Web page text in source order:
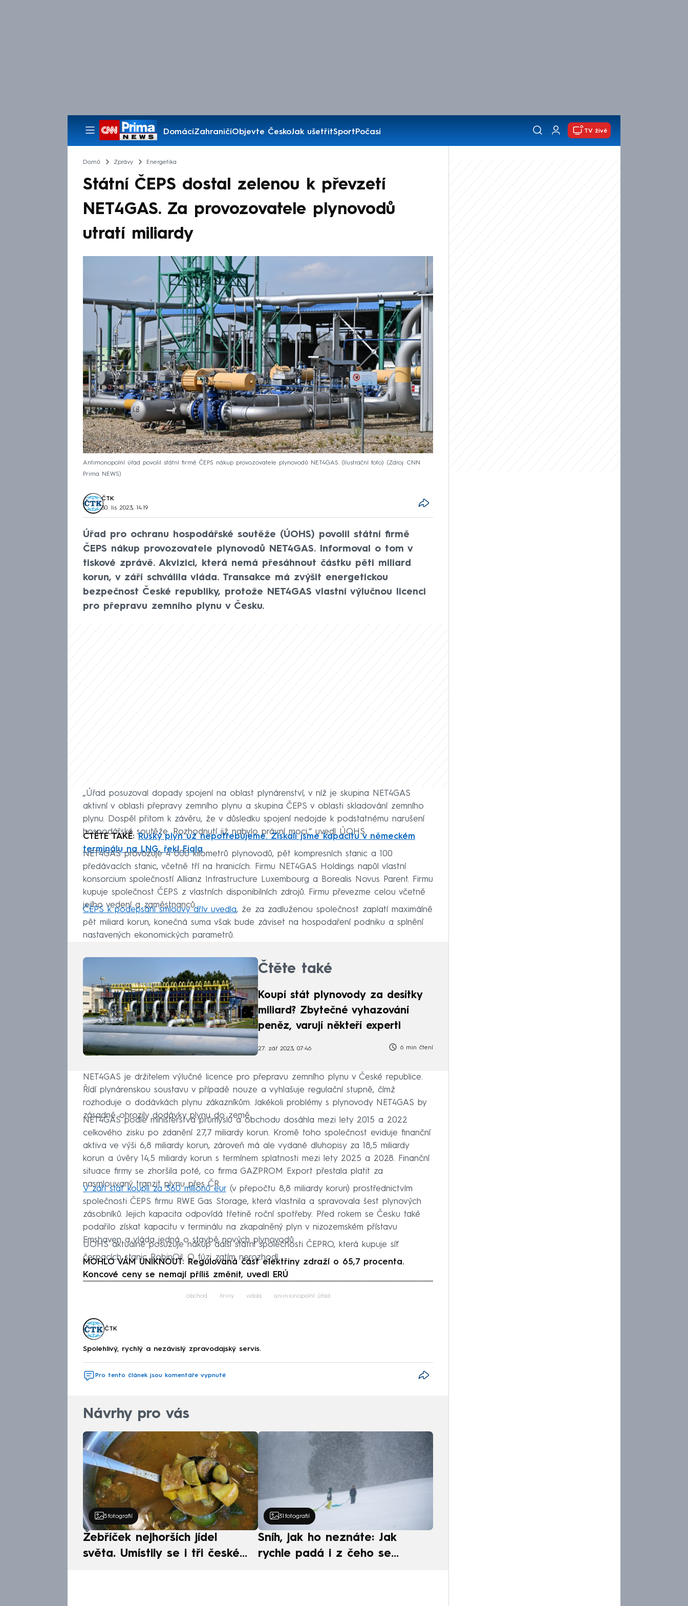
DomácíZahraničíObjevte ČeskoJak ušetřitSportPočasí
Pořady
TV živě
Domů Zprávy Energetika
Státní ČEPS dostal zelenou k převzetí
NET4GAS. Za provozovatele plynovodů
utratí miliardy
Antimonopolní úřad povolil státní firmě ČEPS nákup provozovatele plynovodů NET4GAS. (Ilustrační foto)
Zdroj: CNN
Prima NEWS
ČTK
30. lis 2023, 14:19
Úřad pro ochranu hospodářské soutěže (ÚOHS) povolil státní firmě
ČEPS nákup provozovatele plynovodů NET4GAS. Informoval o tom v
tiskové zprávě. Akvizici, která nemá přesáhnout částku pěti miliard
korun, v září schválila vláda. Transakce má zvýšit energetickou
bezpečnost České republiky, protože NET4GAS vlastní výlučnou licenci
pro přepravu zemního plynu v Česku.
„Úřad posuzoval dopady spojení na oblast plynárenství, v níž je skupina NET4GAS
aktivní v oblasti přepravy zemního plynu a skupina ČEPS v oblasti skladování zemního
plynu. Dospěl přitom k závěru, že v důsledku spojení nedojde k podstatnému narušení
hospodářské soutěže. Rozhodnutí již nabylo právní moci,“ uvedl ÚOHS.
ČTĚTE TAKÉ:Ruský plyn už nepotřebujeme. Získali jsme kapacitu v německém
terminálu na LNG, řekl Fiala
NET4GAS provozuje 4 000 kilometrů plynovodů, pět kompresních stanic a 100
předávacích stanic, včetně tří na hranicích. Firmu NET4GAS Holdings napůl vlastní
konsorcium společností Allianz Infrastructure Luxembourg a Borealis Novus Parent. Firmu
kupuje společnost ČEPS z vlastních disponibilních zdrojů. Firmu převezme celou včetně
jejího vedení a zaměstnanců.
ČEPS k podepsání smlouvy dřív uvedla, že za zadluženou společnost zaplatí maximálně
pět miliard korun, konečná suma však bude záviset na hospodaření podniku a splnění
nastavených ekonomických parametrů.
Čtěte také
Koupí stát plynovody za desítky
miliard? Zbytečné vyhazování
peněz, varují někteří experti
27. zář 2023, 07:46 6 min čtení
NET4GAS je držitelem výlučné licence pro přepravu zemního plynu v České republice.
Řídí plynárenskou soustavu v případě nouze a vyhlašuje regulační stupně, čímž
rozhoduje o dodávkách plynu zákazníkům. Jakékoli problémy s plynovody NET4GAS by
zásadně ohrozily dodávky plynu do země.
NET4GAS podle ministerstva průmyslu a obchodu dosáhla mezi lety 2015 a 2022
celkového zisku po zdanění 27,7 miliardy korun. Kromě toho společnost eviduje finanční
aktiva ve výši 6,8 miliardy korun, zároveň má ale vydané dluhopisy za 18,5 miliardy
korun a úvěry 14,5 miliardy korun s termínem splatnosti mezi lety 2025 a 2028. Finanční
situace firmy se zhoršila poté, co firma GAZPROM Export přestala platit za
nasmlouvaný tranzit plynu přes ČR.
V září stát koupil za 360 milionů eur(v přepočtu 8,8 miliardy korun) prostřednictvím
společnosti ČEPS firmu RWE Gas Storage, která vlastnila a spravovala šest plynových
zásobníků. Jejich kapacita odpovídá třetině roční spotřeby. Před rokem se Česku také
podařilo získat kapacitu v terminálu na zkapalněný plyn v nizozemském přístavu
Emshaven a vláda jedná o stavbě nových plynovodů.
ÚOHS aktuálně posuzuje nákup další státní společnosti ČEPRO, která kupuje síť
čerpacích stanic RobinOil. O fúzi zatím nerozhodl.
MOHLO VÁM UNIKNOUT: Regulovaná část elektřiny zdraží o 65,7 procenta.
Koncové ceny se nemají příliš změnit, uvedl ERÚ
Failed to fetch
obchod firmy vláda antimonopolní úřad
ČTK
Spolehlivý, rychlý a nezávislý zpravodajský servis.
Pro tento článek jsou komentáře vypnuté
Návrhy pro vás
5 fotografií
Žebříček nejhorších jídel
světa. Umístily se i tři české
31 fotografií
Sníh, jak ho neznáte: Jak
rychle padá i z čeho se